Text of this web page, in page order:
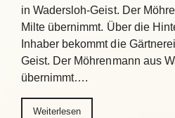
in Wadersloh-Geist. Der
Milte übernimmt. Über die
Inhaber bekommt die
Geist. Der Möhrenmann aus
übernimmt….
Weiterlesen